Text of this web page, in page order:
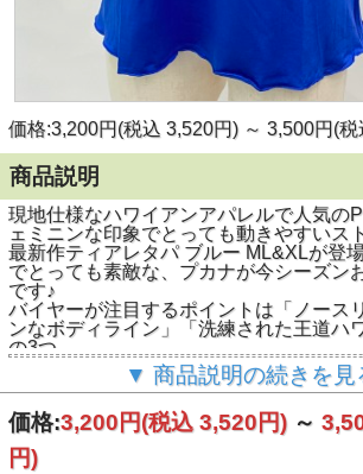
価格:3,200円(税込 3,520円) ～ 3,500円(税
商品説明
現地仕様なハワイアンアパレルで人気の
ェミニンな印象でとっても動きやすいス
最新作ティアレタパ ブルー ML&XLが登
でとっても素敵な、プカナが今シーズン
です♪
バイヤーが注目するポイントは「ノース
ンなボディライン」「洗練された王道ハ
の3つ。
ノースリーブとは言っても、袖口幅は中
レーヨン90％、ポリウレタン10％素材は
フィットするやわらかな着心地。とにか
でほんとオススメですよ。
そしてなんといっても！このシリーズの
▼ 商品説明の続きを
価格:3,200円(税込 3,520円) ～
円)